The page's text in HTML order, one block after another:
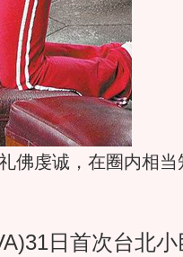
佛虔诚，在圈内相当
日首次台北